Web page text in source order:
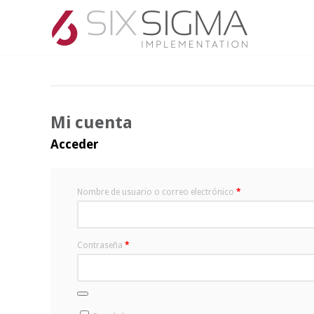
Mi cuenta
Acceder
Nombre de usuario o correo electrónico*Obligatorio
Contraseña*Obligatorio